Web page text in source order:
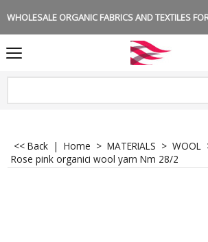
WHOLESALE ORGANIC FABRICS AND TEXTILES
<< Back | Home > MATERIALS > WOOL
Rose pink organici wool yarn Nm 28/2